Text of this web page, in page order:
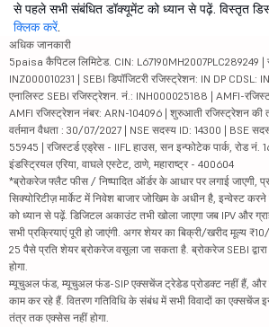
से पहले सभी संबंधित डॉक्यूमेंट को ध्यान से पढ़ें. विस्तृत
क्लिक करें.
अधिक जानकारी
5paisa कैपिटल लिमिटेड. CIN: L67190MH2007PLC289249 |
INZ000010231 | SEBI डिपॉजिटरी रजिस्ट्रेशन: IN DP CDSL:
एनालिस्ट SEBI रजिस्ट्रेशन. नं.: INH000025188 | AMFI-
AMFI रजिस्ट्रेशन नंबर: ARN-104096 | शुरुआती रजिस्ट्रेशन की
वर्तमान वैधता : 30/07/2027 | NSE सदस्य ID: 14300 | BSE
55945 | रजिस्टर्ड एड्रेस - IIFL हाउस, सन इन्फोटेक पार्क, रोड नं.
इंडस्ट्रियल एरिया, वाघले एस्टेट, ठाणे, महाराष्ट्र - 400604
*ब्रोकरेज फ्लैट फीस / निष्पादित ऑर्डर के आधार पर लगाई जाएगी,
सिक्योरिटीज़ मार्केट में निवेश बाजार जोखिम के अधीन है, इन्वेस्ट
को ध्यान से पढ़ें. डिजिटल अकाउंट तभी खोला जाएगा जब IPV और
सभी प्रक्रियाएं पूरी हो जाएंगी. अगर शेयर का बिक्री/खरीद मूल्य
25 पैसे प्रति शेयर ब्रोकरेज वसूला जा सकता है. ब्रोकरेज SEBI द्वारा
होगा.
म्यूचुअल फंड, म्यूचुअल फंड-SIP एक्सचेंज ट्रेडेड प्रोडक्ट नहीं हैं, और
काम कर रहे हैं. वितरण गतिविधि के संबंध में सभी विवादों का एक्सचेंज
तंत्र तक एक्सेस नहीं होगा.